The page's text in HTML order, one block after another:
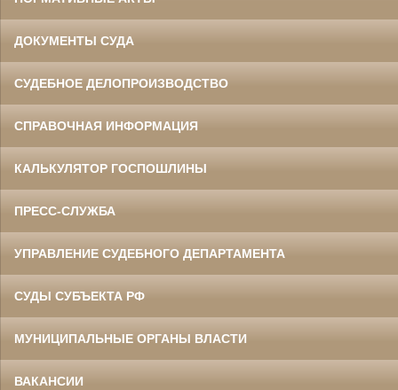
ДОКУМЕНТЫ СУДА
СУДЕБНОЕ ДЕЛОПРОИЗВОДСТВО
СПРАВОЧНАЯ ИНФОРМАЦИЯ
КАЛЬКУЛЯТОР ГОСПОШЛИНЫ
ПРЕСС-СЛУЖБА
УПРАВЛЕНИЕ СУДЕБНОГО ДЕПАРТАМЕНТА
СУДЫ СУБЪЕКТА РФ
МУНИЦИПАЛЬНЫЕ ОРГАНЫ ВЛАСТИ
ВАКАНСИИ